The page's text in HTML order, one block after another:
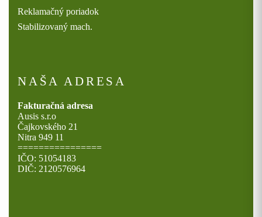
Reklamačný poriadok
Stabilizovaný mach.
NAŠA ADRESA
Fakturačná adresa
Ausis s.r.o
Čajkovského 21
Nitra 949 11
================
IČO: 51054183
DIČ: 2120576964